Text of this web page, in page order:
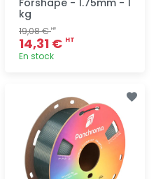
kg
19,08 €HT
14,31 € HT
En stock
rapide